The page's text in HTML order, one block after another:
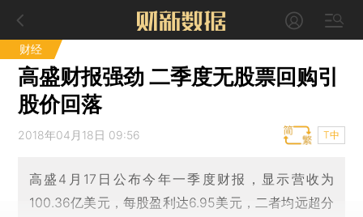
财经
高盛财报强劲 二季度无股票回购引
股价回落
2018年04月18日 09:56 T中
高盛4月17日公布今年一季度财报，显示营收为
100.36亿美元，每股盈利达6.95美元，二者均远超分